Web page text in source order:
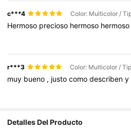
c***4
Hermoso precioso hermoso hermoso
r***3
muy bueno , justocomodescribeny
Detalles Del Producto